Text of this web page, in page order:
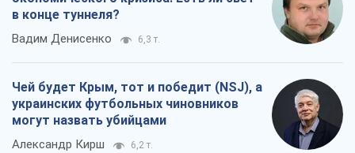
в конце туннеля?
Вадим Денисенко 6,3 т.
Чей будет Крым, тот и победит (NSJ), а
украинских футбольных чиновников
могут назвать убийцами
Александр Кирш 6,2 т.